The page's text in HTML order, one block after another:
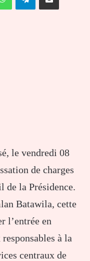
le vendredi 08
de charges
de la Présidence.
Batawila, cette
l’entrée en
à la
centraux de